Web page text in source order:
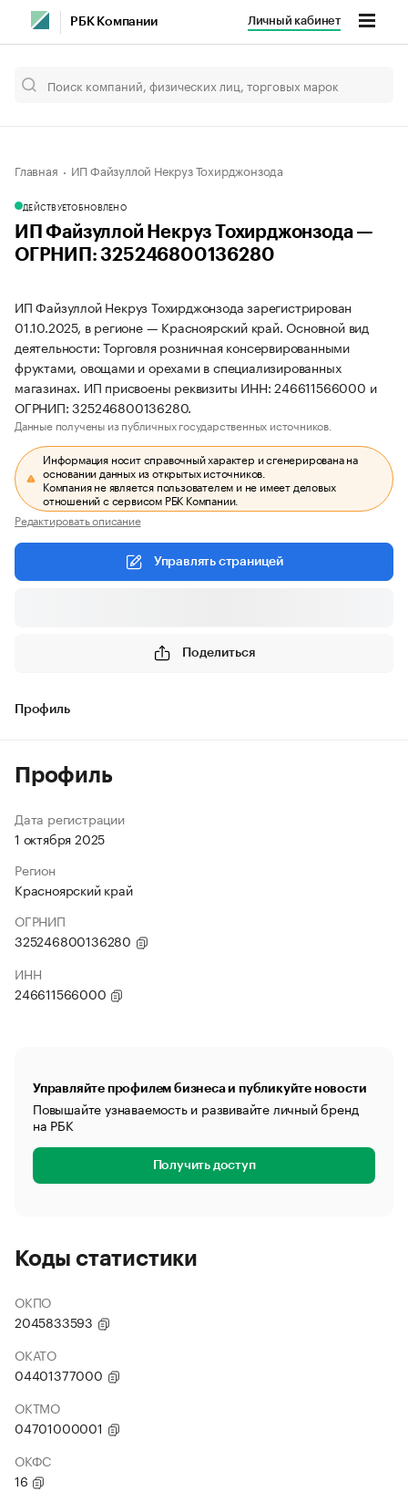
РБК Компании Личный кабинет
Главная ИП Файзуллой Некруз Тохирджонзода
ДЕЙСТВУЕТОБНОВЛЕНО
ИП Файзуллой Некруз Тохирджонзода —
ОГРНИП: 325246800136280
ИП Файзуллой Некруз Тохирджонзода зарегистрирован
01.10.2025, в регионе — Красноярский край. Основной вид
деятельности: Торговля розничная консервированными
фруктами, овощами и орехами в специализированных
магазинах. ИП присвоены реквизиты ИНН: 246611566000 и
ОГРНИП: 325246800136280.
Данные получены из публичных государственных источников.
Информация носит справочный характер и сгенерирована на
основании данных из открытых источников.
Компания не является пользователем и не имеет деловых
отношений с сервисом РБК Компании.
Редактировать описание
Управлять страницей
Поделиться
Профиль
Профиль
Дата регистрации
1 октября 2025
Регион
Красноярский край
ОГРНИП
325246800136280
ИНН
246611566000
Управляйте профилем бизнеса и публикуйте новости
Повышайте узнаваемость и развивайте личный бренд
на РБК
Получить доступ
Коды статистики
ОКПО
2045833593
ОКАТО
04401377000
ОКТМО
04701000001
ОКФС
16